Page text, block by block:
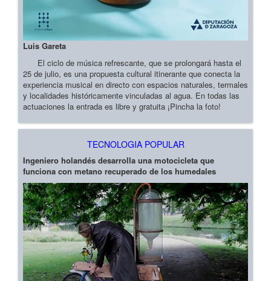
Luis Gareta
El ciclo de música refrescante, que se prolongará hasta el
25 de julio, es una propuesta cultural itinerante que conecta la
experiencia musical en directo con espacios naturales, termales
y localidades históricamente vinculadas al agua. En todas las
actuaciones la entrada es libre y gratuita ¡Pincha la foto!
TECNOLOGIA POPULAR
Ingeniero holandés desarrolla una motocicleta que
funciona con metano recuperado de los humedales